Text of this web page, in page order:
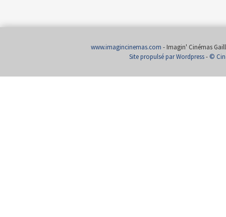
www.imagincinemas.com - Imagin' Cinémas
Site propulsé par Wordpress- ©